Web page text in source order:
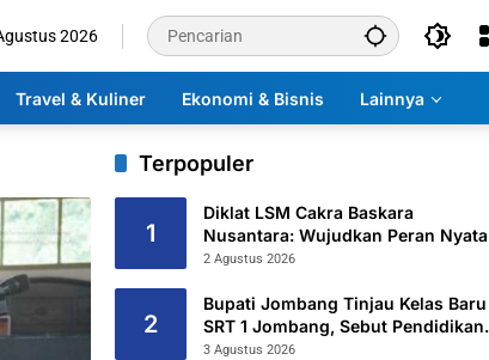
2026
Travel & Kuliner Ekonomi & Bisnis Lainnya
Terpopuler
1
Diklat LSM Cakra Baskara
Nusantara: Wujudkan Peran Nyata
untuk Masyarakat
2 Agustus 2026
2
Bupati Jombang Tinjau Kelas Baru
SRT 1 Jombang, Sebut Pendidikan
Gratis Beri Harapan Baru
3 Agustus 2026